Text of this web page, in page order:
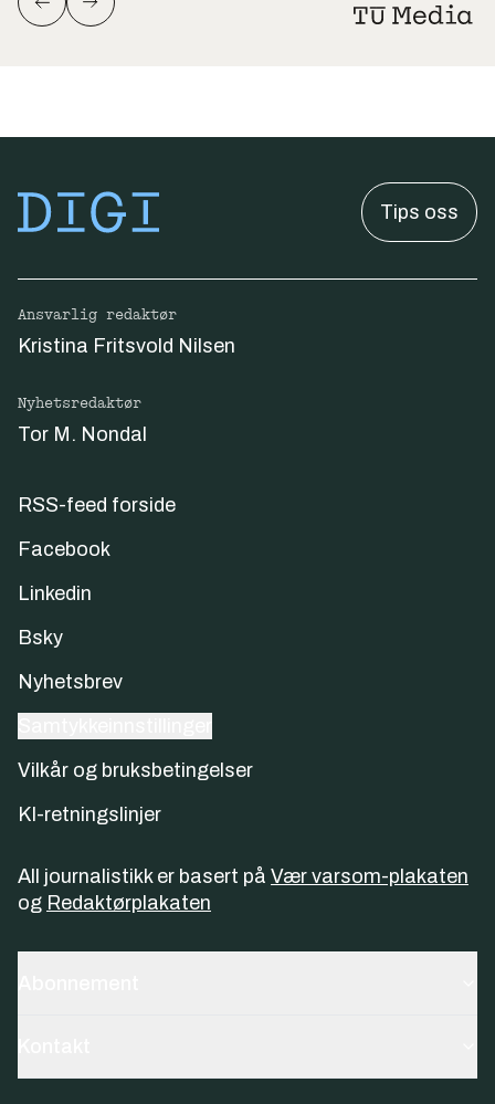
Tips oss
Ansvarlig redaktør
Kristina Fritsvold Nilsen
Nyhetsredaktør
Tor M. Nondal
RSS-feed forside
Facebook
Linkedin
Bsky
Nyhetsbrev
Vilkår og bruksbetingelser
KI-retningslinjer
All journalistikk er basert på Vær varsom-plakaten
og Redaktørplakaten